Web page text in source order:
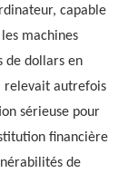
capable
machines
de dollars en
relevait autrefois
sérieuse pour
financière
de